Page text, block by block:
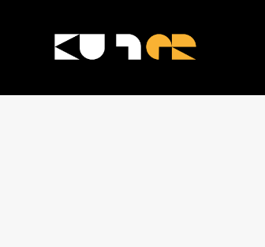
KULTer.hu